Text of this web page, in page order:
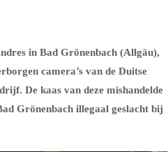
in Bad Grönenbach (Allgäu),
camera’s van de Duitse
De kaas van deze mishandelde
Grönenbach illegaal geslacht bij